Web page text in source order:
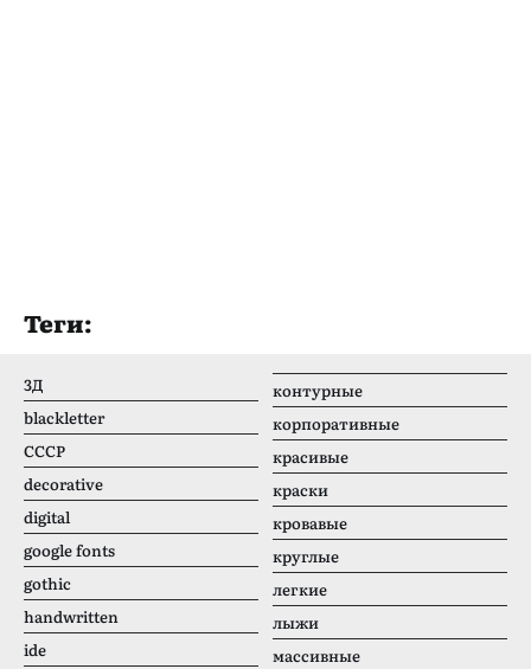
Теги:
3Д
blackletter
CCCР
decorative
digital
google fonts
gothic
handwritten
ide
контурные
корпоративные
красивые
краски
кровавые
круглые
легкие
лыжи
массивные